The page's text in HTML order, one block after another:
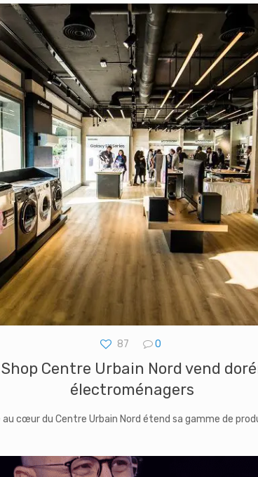
87 0
Centre Urbain Nord vend
électroménagers
au cœur du Centre Urbain Nord étend sa gamme de